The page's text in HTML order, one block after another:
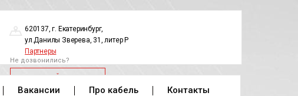
620137, г. Екатеринбург,
ул.Данилы Зверева, 31, литер Р
Партнеры
Не дозвонились?
ОБРАТНЫЙ ЗВОНОК
Вакансии Про кабель Контакты